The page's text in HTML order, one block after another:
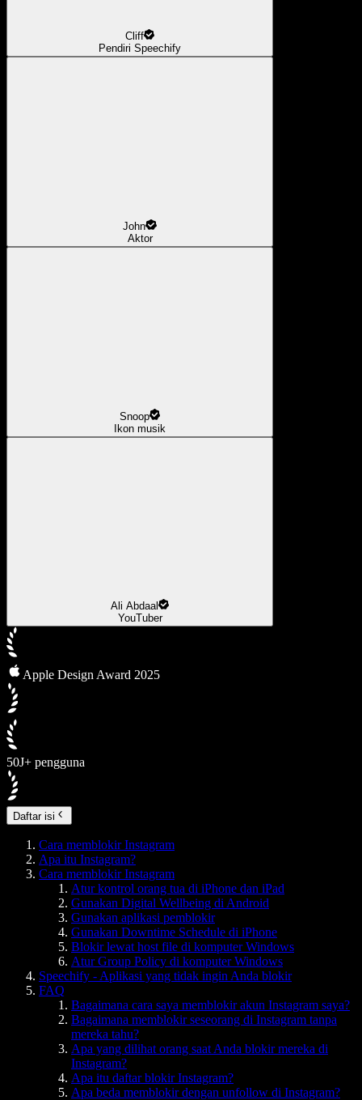
Cliff
Pendiri Speechify
John
Aktor
Snoop
Ikon musik
Ali Abdaal
YouTuber
Apple Design Award 2025
50J+ pengguna
Daftar isi
Cara memblokir Instagram
Apa itu Instagram?
Cara memblokir Instagram
Atur kontrol orang tua di iPhone dan iPad
Gunakan Digital Wellbeing di Android
Gunakan aplikasi pemblokir
Gunakan Downtime Schedule di iPhone
Blokir lewat host file di komputer Windows
Atur Group Policy di komputer Windows
Speechify - Aplikasi yang tidak ingin Anda blokir
FAQ
Bagaimana cara saya memblokir akun Instagram saya?
Bagaimana memblokir seseorang di Instagram tanpa
mereka tahu?
Apa yang dilihat orang saat Anda blokir mereka di
Instagram?
Apa itu daftar blokir Instagram?
Apa beda memblokir dengan unfollow di Instagram?